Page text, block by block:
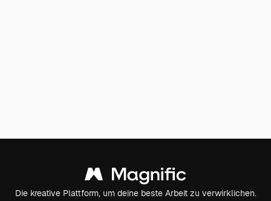
Die kreative Plattform, um deine beste Arbeit zu verwirklichen.